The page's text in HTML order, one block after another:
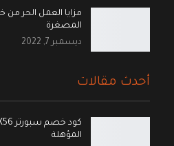
مزايا العمل الحر من
المصغرة
ديسمبر 7, 2022
أحدث مقالات
المؤهلة